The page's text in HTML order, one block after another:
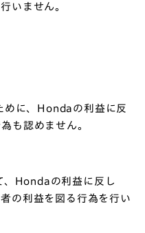
いません。
めに、Hondaの利益に反
も認めません。
、Hondaの利益に反し
の利益を図る行為を行い